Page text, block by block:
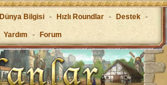
Dünya Bilgisi - Hızlı Roundlar - Destek -
Yardım - Forum